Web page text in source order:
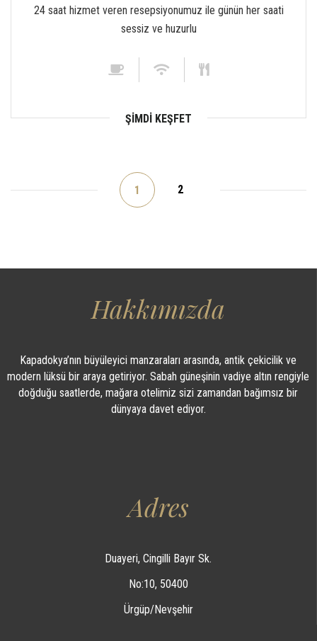
24 saat hizmet veren resepsiyonumuz ile günün her saati
sessiz ve huzurlu
ŞIMDI KEŞFET
1 2
Hakkımızda
Kapadokya’nın büyüleyici manzaraları arasında, antik çekicilik ve
modern lüksü bir araya getiriyor. Sabah güneşinin vadiye altın rengiyle
doğduğu saatlerde, mağara otelimiz sizi zamandan bağımsız bir
dünyaya davet ediyor.
Adres
Duayeri, Cingilli Bayır Sk.
No:10, 50400
Ürgüp/Nevşehir